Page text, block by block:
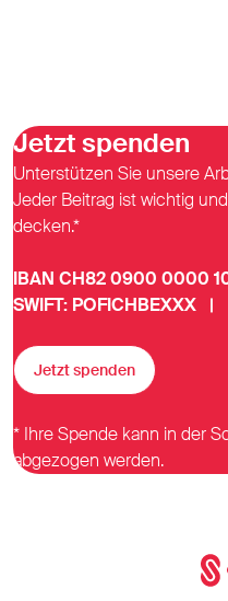
Jetzt spenden
Unterstützen Sie unsere
Jeder Beitrag ist wichtig
decken.*
IBAN CH82 0900 0000
SWIFT: POFICHBEXXX
Jetzt spenden
* Ihre Spende kann in der
abgezogen werden.